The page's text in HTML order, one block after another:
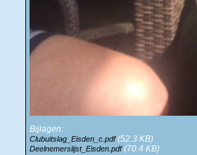
Bijlagen:
Clubuitslag_Eisden_c.pdf(52.3 KB)
Deelnemerslijst_Eisden.pdf(70.4 KB)